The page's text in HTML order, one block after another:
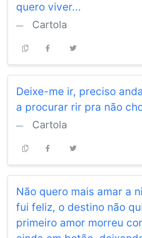
quero viver...
Cartola
Deixe-me ir, preciso
a procurar rir pra não
Cartola
Não quero mais amar a
fui feliz, o destino não
primeiro amor morreu